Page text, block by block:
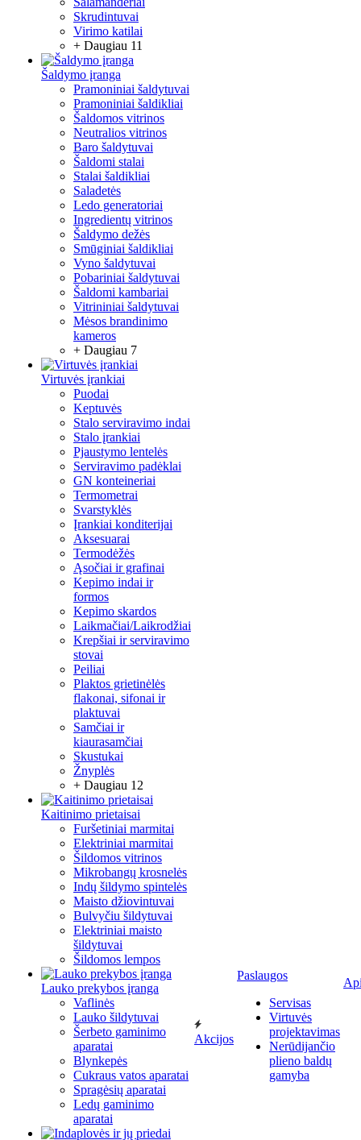
Skrudintuvai
Virimo katilai
+ Daugiau 11
Šaldymo įranga
Pramoniniai šaldytuvai
Pramoniniai šaldikliai
Šaldomos vitrinos
Neutralios vitrinos
Baro šaldytuvai
Šaldomi stalai
Stalai šaldikliai
Saladetės
Ledo generatoriai
Ingredientų vitrinos
Šaldymo dežės
Smūginiai šaldikliai
Vyno šaldytuvai
Pobariniai šaldytuvai
Šaldomi kambariai
Vitrininiai šaldytuvai
Mėsos brandinimo
kameros
+ Daugiau 7
Virtuvės įrankiai
Puodai
Keptuvės
Stalo serviravimo indai
Stalo įrankiai
Pjaustymo lentelės
Serviravimo padėklai
GN konteineriai
Termometrai
Svarstyklės
Įrankiai konditerijai
Aksesuarai
Termodėžės
Ąsočiai ir grafinai
Kepimo indai ir
formos
Kepimo skardos
Laikmačiai/Laikrodžiai
Krepšiai ir serviravimo
stovai
Peiliai
Plaktos grietinėlės
flakonai, sifonai ir
plaktuvai
Samčiai ir
kiaurasamčiai
Skustukai
Žnyplės
+ Daugiau 12
Kaitinimo prietaisai
Furšetiniai marmitai
Elektriniai marmitai
Šildomos vitrinos
Mikrobangų krosnelės
Indų šildymo spintelės
Maisto džiovintuvai
Bulvyčiu šildytuvai
Elektriniai maisto
šildytuvai
Šildomos lempos
Lauko prekybos įranga
Vaflinės
Lauko šildytuvai
Šerbeto gaminimo
aparatai
Blynkepės
Cukraus vatos aparatai
Spragėsių aparatai
Ledų gaminimo
aparatai
Akcijos
Paslaugos
Servisas
Virtuvės
projektavimas
Nerūdijančio
plieno baldų
gamyba